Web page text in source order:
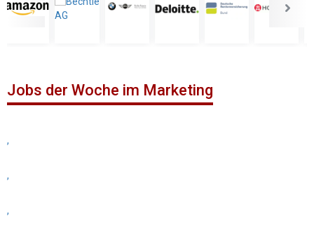
Jobs der Woche im Marketing
,
,
,